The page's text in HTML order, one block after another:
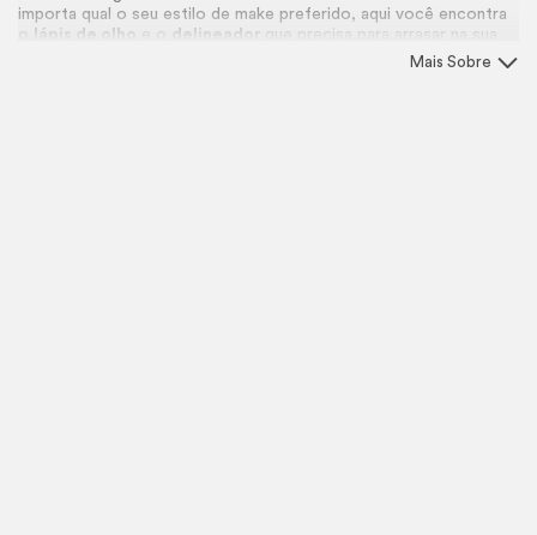
importa qual o seu estilo demake preferido, aqui você encontra
lápis de olho delineador
que precisa para arrasar na sua
Mais Sobre